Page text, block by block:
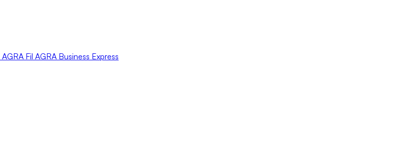
AGRA Fil AGRA Business Express